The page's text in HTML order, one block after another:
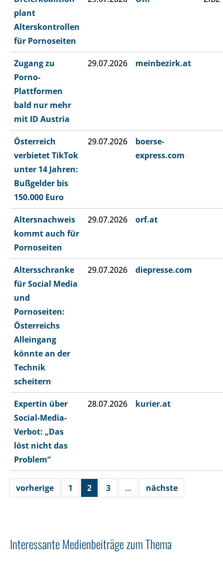
plant
Alterskontrollen
für Pornoseiten
Zugang zu
Porno-
Plattformen
bald nur mehr
mit ID Austria
29.07.2026 meinbezirk.at
Österreich
verbietet TikTok
unter 14 Jahren:
Bußgelder bis
150.000 Euro
29.07.2026
boerse-
express.com
Altersnachweis
kommt auch für
Pornoseiten
29.07.2026 orf.at
Altersschranke
für Social Media
und
Pornoseiten:
Österreichs
Alleingang
könnte an der
Technik
scheitern
29.07.2026 diepresse.com
Expertin über
Social-Media-
Verbot: „Das
löst nicht das
Problem“
28.07.2026 kurier.at
vorherige 1 2 3 … nächste
Interessante Medienbeiträge zum Thema